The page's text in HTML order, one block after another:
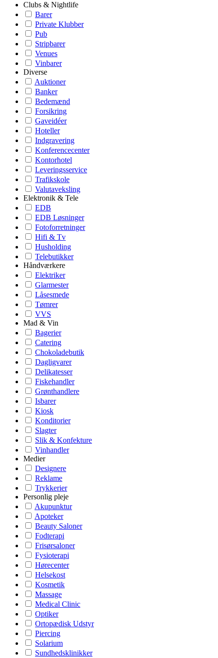
Clubs & Nightlife
Barer
Private Klubber
Pub
Stripbarer
Venues
Vinbarer
Diverse
Auktioner
Banker
Bedemænd
Forsikring
Gaveidéer
Hoteller
Indgravering
Konferencecenter
Kontorhotel
Leveringsservice
Trafikskole
Valutaveksling
Elektronik & Tele
EDB
EDB Løsninger
Fotoforretninger
Hifi & Tv
Husholding
Telebutikker
Håndværkere
Elektriker
Glarmester
Låsesmede
Tømrer
VVS
Mad & Vin
Bagerier
Catering
Chokoladebutik
Dagligvarer
Delikatesser
Fiskehandler
Grønthandlere
Isbarer
Kiosk
Konditorier
Slagter
Slik & Konfekture
Vinhandler
Medier
Designere
Reklame
Trykkerier
Personlig pleje
Akupunktur
Apoteker
Beauty Saloner
Fodterapi
Frisørsaloner
Fysioterapi
Hørecenter
Helsekost
Kosmetik
Massage
Medical Clinic
Optiker
Ortopædisk Udstyr
Piercing
Solarium
Sundhedsklinikker